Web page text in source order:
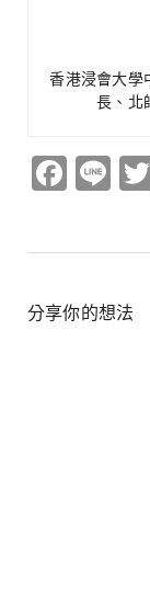
香港浸會大學
長、北
分享你的想法